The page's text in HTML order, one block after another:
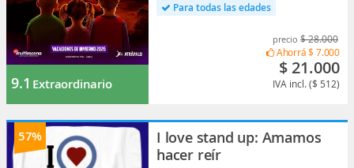
9.1 Extraordinario
Para todas las edades
precio $ 28.000
Ahorrá$ 7.000
$ 21.000
IVA incl. ($ 512)
57%
I love stand up: Amamos
hacer reír